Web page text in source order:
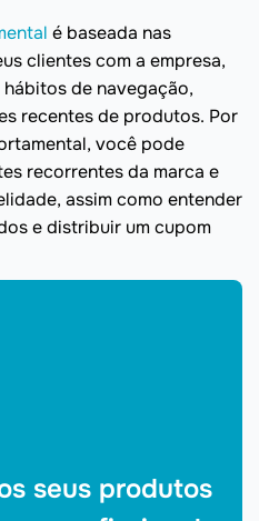
é baseada nas
clientes com a empresa,
de navegação,
recentes de produtos. Por
você pode
recorrentes da marca e
assim como entender
e distribuir um cupom
seus produtos